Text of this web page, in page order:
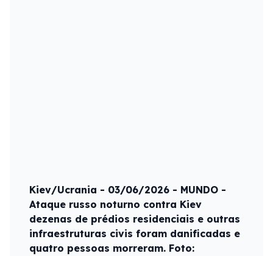
Kiev/Ucrania - 03/06/2026 - MUNDO -
Ataque russo noturno contra Kiev
dezenas de prédios residenciais e outras
infraestruturas civis foram danificadas e
quatro pessoas morreram. Foto: